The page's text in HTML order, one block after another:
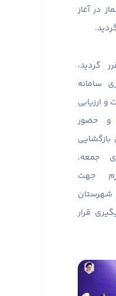
در آغاز
گردید،
سامانه
و ارزیابی
و حضور
جمعه،
جهت
شهرستان
قرار